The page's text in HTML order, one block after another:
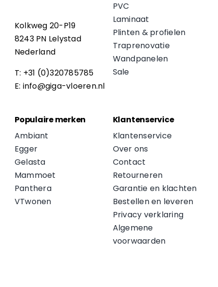
Kolkweg 20-P19
8243 PN Lelystad
Nederland
T: +31 (0)320785785
E: info@giga-vloeren.nl
PVC
Laminaat
Plinten & profielen
Traprenovatie
Wandpanelen
Sale
Populaire merken
Ambiant
Egger
Gelasta
Mammoet
Panthera
VTwonen
Klantenservice
Klantenservice
Over ons
Contact
Retourneren
Garantie en klachten
Bestellen en leveren
Privacy verklaring
Algemene
voorwaarden